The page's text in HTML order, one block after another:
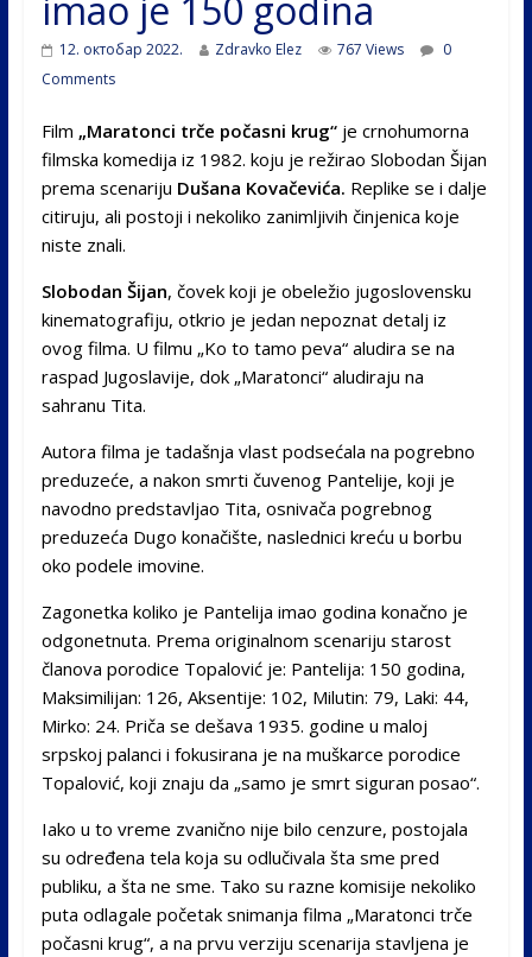
12. октобар 2022. Zdravko Elez 767 Views
0
Comments
Film „Maratonci trče počasni krug“je crnohumorna
filmska komedija iz 1982. koju je režirao Slobodan Šijan
prema scenariju Dušana Kovačevića. Replike se i dalje
citiruju, ali postoji i nekoliko zanimljivih činjenica koje
niste znali.
Slobodan Šijan, čovek koji je obeležio jugoslovensku
kinematografiju, otkrio je jedan nepoznat detalj iz
ovog filma. U filmu „Ko to tamo peva“ aludira se na
raspad Jugoslavije, dok „Maratonci“ aludiraju na
sahranu Tita.
Autora filma je tadašnja vlast podsećala na pogrebno
preduzeće, a nakon smrti čuvenog Pantelije, koji je
navodno predstavljao Tita, osnivača pogrebnog
preduzeća Dugo konačište, naslednici kreću u borbu
oko podele imovine.
Zagonetka koliko je Pantelija imao godina konačno je
odgonetnuta. Prema originalnom scenariju starost
članova porodice Topalović je: Pantelija: 150 godina,
Maksimilijan: 126, Aksentije: 102, Milutin: 79, Laki: 44,
Mirko: 24. Priča se dešava 1935. godine u maloj
srpskoj palanci i fokusirana je na muškarce porodice
Topalović, koji znaju da „samo je smrt siguran posao“.
Iako u to vreme zvanično nije bilo cenzure, postojala
su određena tela koja su odlučivala šta sme pred
publiku, a šta ne sme. Tako su razne komisije nekoliko
puta odlagale početak snimanja filma „Maratonci trče
počasni krug“, a na prvu verziju scenarija stavljena je